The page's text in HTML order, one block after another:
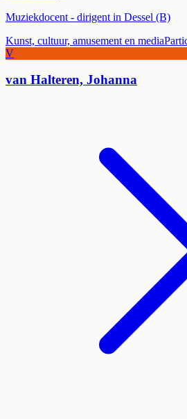
Muziekdocent - dirigent in Dessel (B)
Kunst, cultuur, amusement en media
V
van Halteren, Johanna